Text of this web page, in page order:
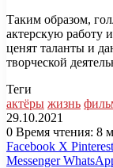
Таким образом,
актерскую работу
ценят таланты и
творческой
Теги
актёры жизнь
29.10.2021
0 Время чтения: 8
Facebook X Pinterest
Messenger